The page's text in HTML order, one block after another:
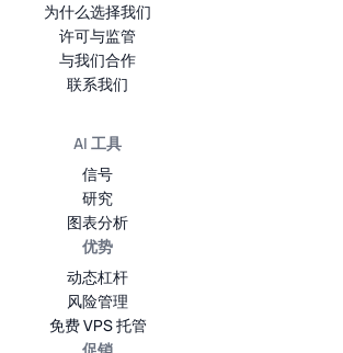
为什么选择我们
许可与监管
与我们合作
联系我们
AI 工具
信号
研究
图表分析
优势
动态杠杆
风险管理
免费 VPS 托管